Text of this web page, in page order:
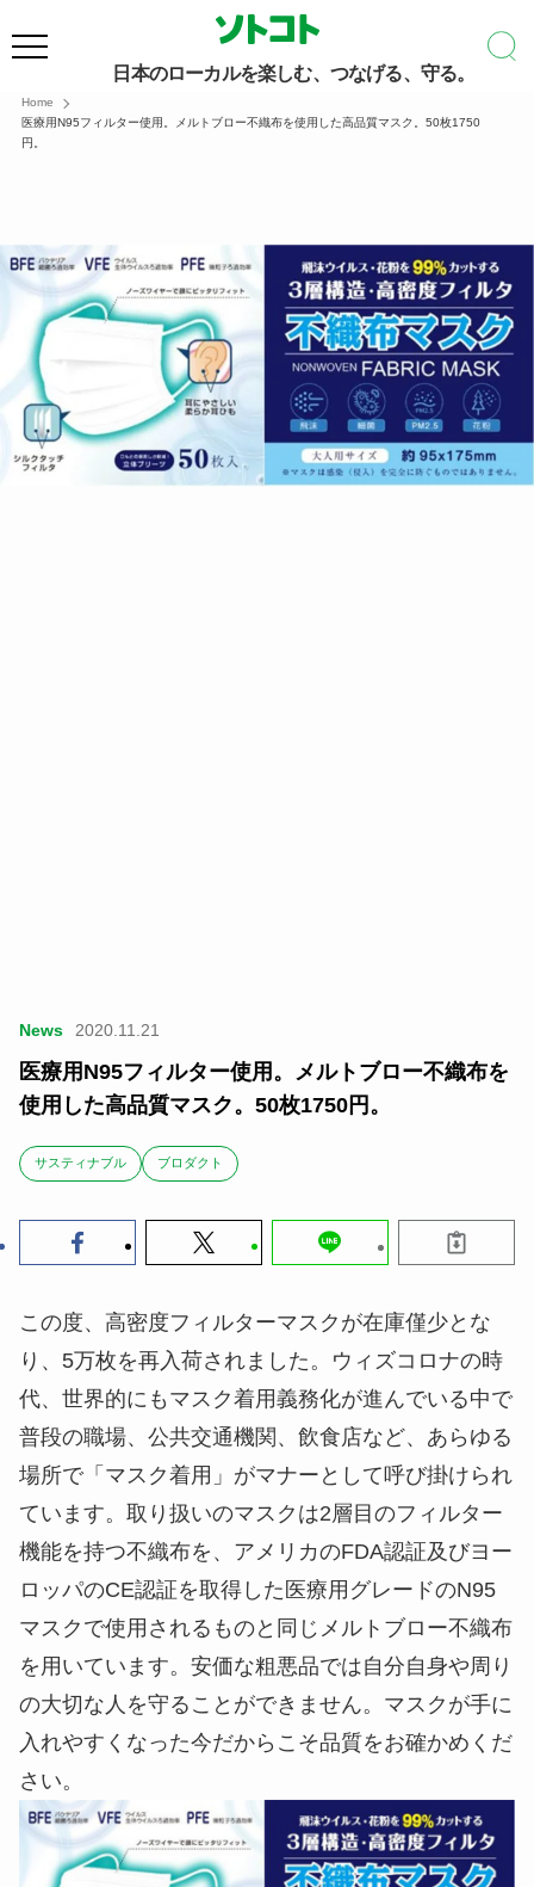
日本のローカルを楽しむ、つなげる、守る。
Home
医療用N95フィルター使用。メルトブロー不織布を使用した高品質マスク。50枚1750
円。
News 2020.11.21
医療用N95フィルター使用。メルトブロー不織布を
使用した高品質マスク。50枚1750円。
サスティナブル ブロダクト
この度、高密度フィルターマスクが在庫僅少とな
り、5万枚を再入荷されました。ウィズコロナの時
代、世界的にもマスク着用義務化が進んでいる中で
普段の職場、公共交通機関、飲食店など、あらゆる
場所で「マスク着用」がマナーとして呼び掛けられ
ています。取り扱いのマスクは2層目のフィルター
機能を持つ不織布を、アメリカのFDA認証及びヨー
ロッパのCE認証を取得した医療用グレードのN95
マスクで使用されるものと同じメルトブロー不織布
を用いています。安価な粗悪品では自分自身や周り
の大切な人を守ることができません。マスクが手に
入れやすくなった今だからこそ品質をお確かめくだ
さい。